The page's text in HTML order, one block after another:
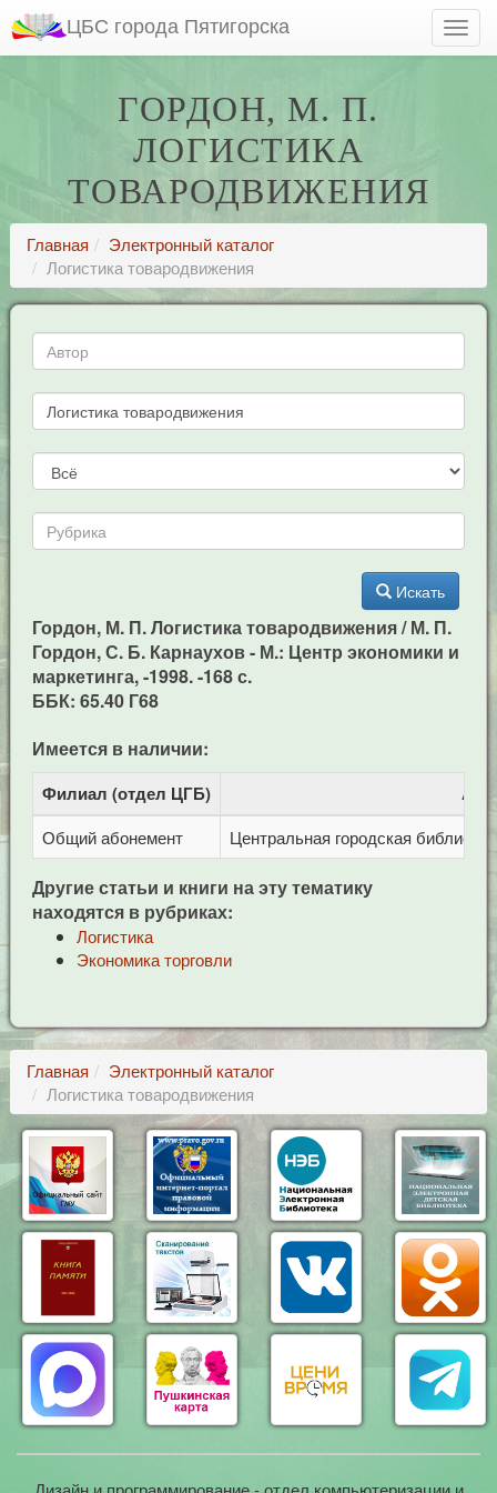
ЦБС города Пятигорска
ГОРДОН, М. П.
ЛОГИСТИКА
ТОВАРОДВИЖЕНИЯ
Главная
Электронный каталог
Логистика товародвижения
Искать
Гордон, М. П. Логистика товародвижения / М. П.
Гордон, С. Б. Карнаухов - М.: Центр экономики и
маркетинга, -1998. -168 с.
ББК: 65.40 Г68
Имеется в наличии:
Филиал (отдел ЦГБ)
Общий абонемент Центральная городская
Другие статьи и книги на эту тематику
находятся в рубриках:
Логистика
Экономика торговли
Главная
Электронный каталог
Логистика товародвижения